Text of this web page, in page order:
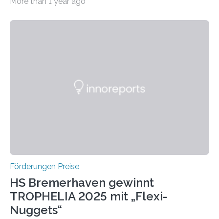
Leben gerufen, um die bemerkenswertesten
Foundation, des BIAL Award in Biomedicine ist in
Förderungen Preise
HS Bremerhaven gewinnt
TROPHELIA 2025 mit „Flexi-
Nuggets“